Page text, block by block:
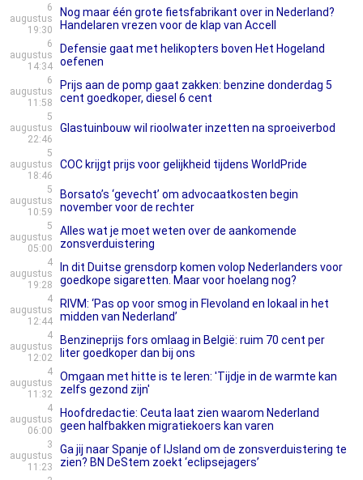
6
augustus
19:30
Nog maar één grote fietsfabrikant over in Nederland?
Handelaren vrezen voor de klap van Accell
6
augustus
14:34
Defensie gaat met helikopters boven Het Hogeland
oefenen
6
augustus
11:58
Prijs aan de pomp gaat zakken: benzine donderdag 5
cent goedkoper, diesel 6 cent
5
augustus
22:46
Glastuinbouw wil rioolwater inzetten na sproeiverbod
5
augustus
18:46
COC krijgt prijs voor gelijkheid tijdens WorldPride
5
augustus
10:59
Borsato’s ‘gevecht’ om advocaatkosten begin
november voor de rechter
5
augustus
05:00
Alles wat je moet weten over de aankomende
zonsverduistering
4
augustus
19:28
In dit Duitse grensdorp komen volop Nederlanders voor
goedkope sigaretten. Maar voor hoelang nog?
4
augustus
12:44
RIVM: ‘Pas op voor smog in Flevoland en lokaal in het
midden van Nederland’
4
augustus
12:02
Benzineprijs fors omlaag in België: ruim 70 cent per
liter goedkoper dan bij ons
4
augustus
11:32
Omgaan met hitte is te leren: 'Tijdje in de warmte kan
zelfs gezond zijn'
4
augustus
06:00
Hoofdredactie: Ceuta laat zien waarom Nederland
geen halfbakken migratiekoers kan varen
3
augustus
11:23
Ga jij naar Spanje of IJsland om de zonsverduistering te
zien? BN DeStem zoekt ‘eclipsejagers’